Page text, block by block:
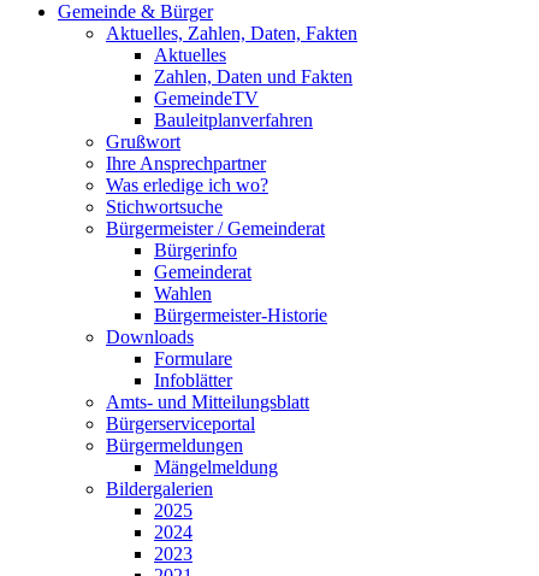
Gemeinde & Bürger
Aktuelles, Zahlen, Daten, Fakten
Aktuelles
Zahlen, Daten und Fakten
GemeindeTV
Bauleitplanverfahren
Grußwort
Ihre Ansprechpartner
Was erledige ich wo?
Stichwortsuche
Bürgermeister / Gemeinderat
Bürgerinfo
Gemeinderat
Wahlen
Bürgermeister-Historie
Downloads
Formulare
Infoblätter
Amts- und Mitteilungsblatt
Bürgerserviceportal
Bürgermeldungen
Mängelmeldung
Bildergalerien
2025
2024
2023